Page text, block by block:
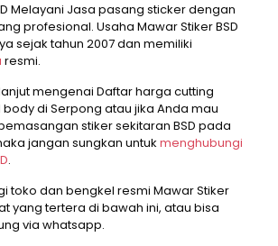
Melayani Jasa pasang sticker dengan
profesional. Usaha Mawar Stiker BSD
sejak tahun 2007 dan memiliki
resmi.
mengenai Daftar harga cutting
di Serpong atau jika Anda mau
stiker sekitaran BSD pada
jangan sungkan untuk menghubungi
.
toko dan bengkel resmi Mawar Stiker
yang tertera di bawah ini, atau bisa
via whatsapp.